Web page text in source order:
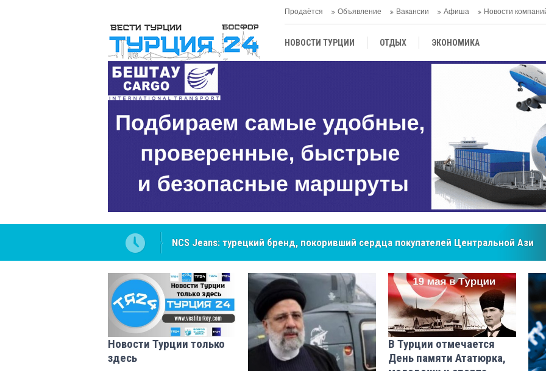
Продаётся Объявление Вакансии Афиша Новости
НОВОСТИ ТУРЦИИ ОТДЫХ ЭКОНОМИКА
ЦЕНТРАЛЬНАЯ АЗИЯ
NCS Jeans: турецкий бренд, покоривший сердца покупателей Центральной Азии
Cottonhill покоряет мировые рынки
Новости Турции только
здесь
В Турции отмечается
День памяти Ататюрка,